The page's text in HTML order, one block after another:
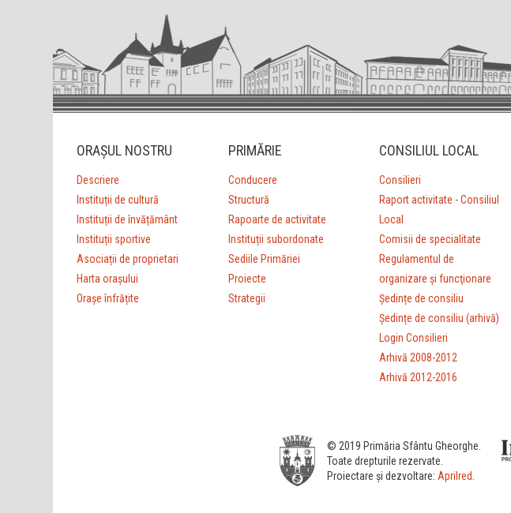
ORAȘUL NOSTRU
Descriere
Instituții de cultură
Instituții de învățământ
Instituții sportive
Asociații de proprietari
Harta orașului
Orașe înfrățite
PRIMĂRIE
Conducere
Structură
Rapoarte de activitate
Instituții subordonate
Sediile Primăriei
Proiecte
Strategii
CONSILIUL LOCAL
Consilieri
Raport activitate - Consiliul
Local
Comisii de specialitate
Regulamentul de
organizare şi funcţionare
Ședințe de consiliu
Ședințe de consiliu (arhivă)
Login Consilieri
Arhivă 2008-2012
Arhivă 2012-2016
© 2019 Primăria Sfântu Gheorghe.
Toate drepturile rezervate.
Proiectare și dezvoltare: Aprilred